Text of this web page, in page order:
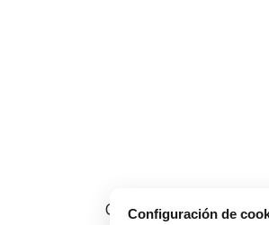
Comprar Online
Configuración de